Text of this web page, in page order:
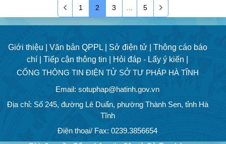
1 2 3 5
Giới thiệu | Văn bản QPPL | Sở điện tử |
Thông cáo báo
chí |
Tiếp cận thông tin |
Hỏi đáp - Lấy ý kiến |
CỔNG THÔNG TIN ĐIỆN TỬ SỞ TƯ PHÁP HÀ TĨNH
Email: sotuphap@hatinh.gov.vn
Địa chỉ: Số 245, đường Lê Duẩn, phường Thành Sen, tỉnh Hà
Tĩnh
Điện thoại/ Fax: 0239.3856654